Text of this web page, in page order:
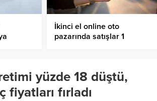
İkinci el online oto
pazarında satışlar 1
yüzde 18 düştü,
fiyatları fırladı